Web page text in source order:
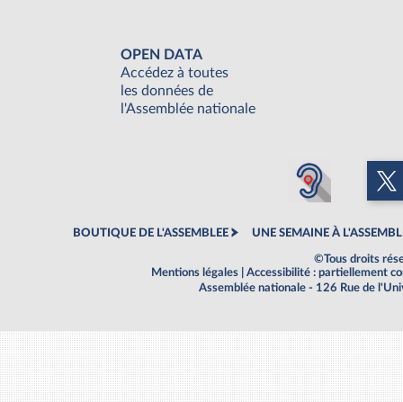
OPEN DATA
Accédez à toutes
les données de
l'Assemblée nationale
BOUTIQUE DE L'ASSEMBLEE UNE SEMAINE À
©Tous droits
Mentions légales
Accessibilité : partiellement
Assemblée nationale - 126 Rue de